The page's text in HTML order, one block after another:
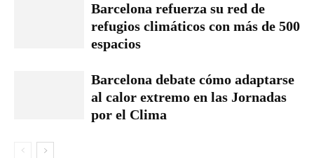
Barcelona refuerza su red de
refugios climáticos con más de 500
espacios
Barcelona debate cómo adaptarse
al calor extremo en las Jornadas
por el Clima